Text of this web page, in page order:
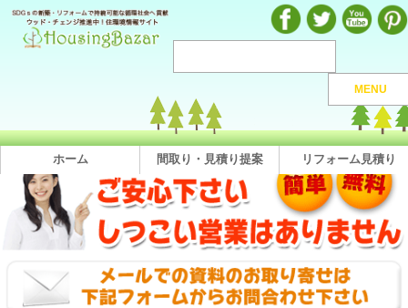
MENU
ホーム 間取り・見積り提案 リフォーム見積り
注文住宅のマンガや施工実例、動画を見ながら地域の優良工務店が探せるハウジングバザール
（有）石井工務店 > 直接問合せ
（有）石井工務店へのお問い合わせ